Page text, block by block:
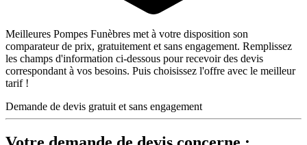
Meilleures Pompes Funèbres met à votre disposition son
comparateur de prix, gratuitement et sans engagement. Remplissez
les champs d'information ci-dessous pour recevoir des devis
correspondant à vos besoins. Puis choisissez l'offre avec le meilleur
tarif !
Demande de devis gratuit et sans engagement